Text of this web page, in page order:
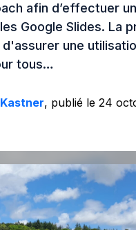
afin d’effectuer
Google Slides. La
une
tous…
, publié le 24